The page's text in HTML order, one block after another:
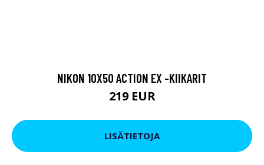
NIKON 10X50 ACTION EX -KIIKARIT
219 EUR
LISÄTIETOJA